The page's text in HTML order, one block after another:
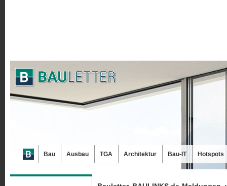
Bau Ausbau TGA Architektur Bau-IT Hotspots